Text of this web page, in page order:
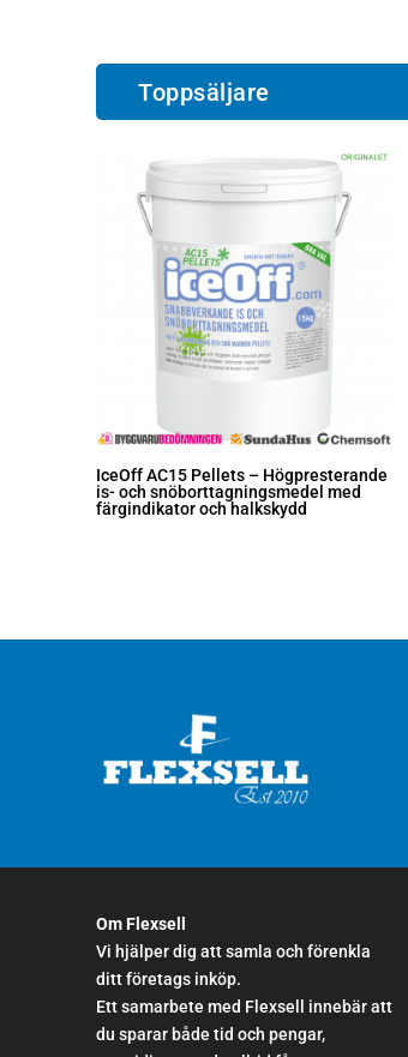
Toppsäljare
IceOff AC15 Pellets – Högpresterande
is- och snöborttagningsmedel med
färgindikator och halkskydd
Om Flexsell
Vi hjälper dig att samla och förenkla
ditt företags inköp.
Ett samarbete med Flexsell innebär att
du sparar både tid och pengar,